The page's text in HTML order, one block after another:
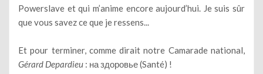
Powerslave et qui m’anime encore aujourd’hui. Je suis sûr
que vous savez ce que je ressens...
Et pour terminer, comme dirait notre Camarade national,
Gérard Depardieu : на здоровье (Santé) !